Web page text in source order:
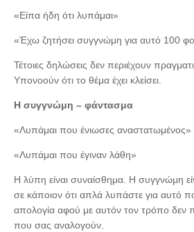
«Είπα ήδη ότι λυπάμαι»
«Έχω ζητήσει συγγνώμη για αυτό 100
Τέτοιες δηλώσεις δεν περιέχουν
Υπονοούν ότι το θέμα έχει κλείσει.
Η συγγνώμη – φάντασμα
«Λυπάμαι που ένιωσες αναστατωμένος»
«Λυπάμαι που έγιναν λάθη»
Η λύπη είναι συναίσθημα. Η συγγνώμη
σε κάποιον ότι απλά λυπάστε για αυτό
απολογία αφού με αυτόν τον τρόπο δεν
που σας αναλογούν.